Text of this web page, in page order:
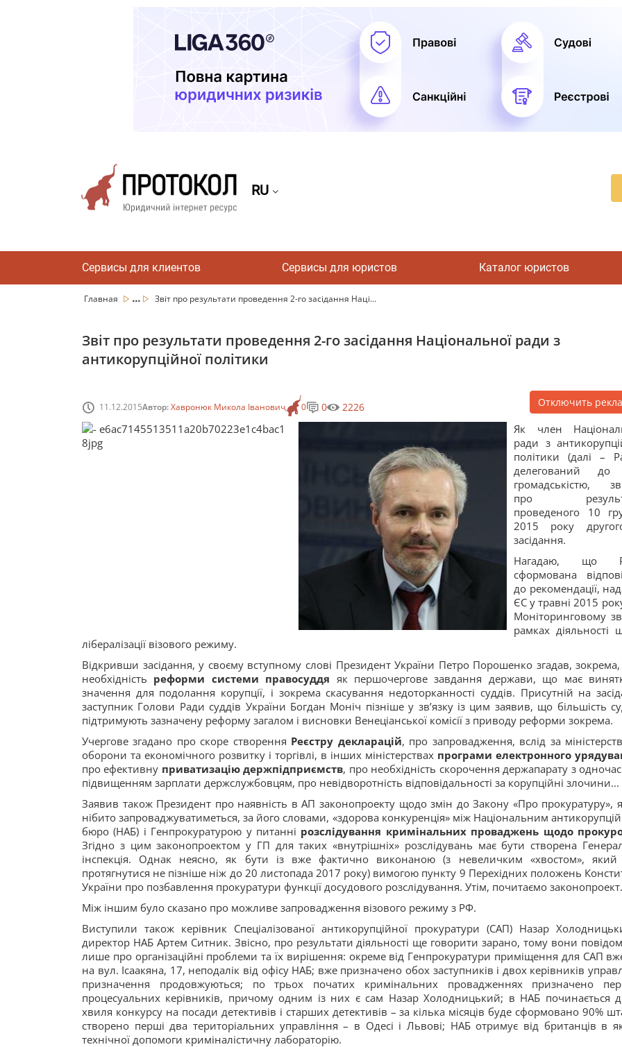
RU
Сервисы для клиентов Сервисы для юристов Каталог юристов
Главная ... Звіт про результати проведення 2-го засідання Наці...
Звіт про результати проведення 2-го засідання Національної ради з
антикорупційної політики
11.12.2015Автор:Хавронюк Микола Іванович 0 0 2226 Отключить
Як член
ради з
політики (далі –
делегований до
громадськістю,
про
проведеного 10
2015 року
засідання.
Нагадаю, що
сформована
до рекомендації,
ЄС у травні 2015
Моніторинговому
рамках діяльності
лібералізації візового режиму.
Відкривши засідання, у своєму вступному слові Президент України Петро Порошенко згадав,
необхідність реформи системи правосуддя як першочергове завдання держави, що має
значення для подолання корупції, і зокрема скасування недоторканності суддів. Присутній на
заступник Голови Ради суддів України Богдан Моніч пізніше у зв’язку із цим заявив, що більшість
підтримують зазначену реформу загалом і висновки Венеціанської комісії з приводу реформи зокрема.
Учергове згадано про скоре створення Реєстру декларацій, про запровадження, вслід за
оборони та економічного розвитку і торгівлі, в інших міністерствах програми електронного
про ефективну приватизацію держпідприємств, про необхідність скорочення держапарату з
підвищенням зарплати держслужбовцям, про невідворотність відповідальності за корупційні злочини...
Заявив також Президент про наявність в АП законопроекту щодо змін до Закону «Про прокуратуру»,
нібито запроваджуватиметься, за його словами, «здорова конкуренція» між Національним
бюро (НАБ) і Генпрокуратурою у питанні розслідування кримінальних проваджень щодо
Згідно з цим законопроектом у ГП для таких «внутрішніх» розслідувань має бути створена
інспекція. Однак неясно, як бути із вже фактично виконаною (з невеличким «хвостом»,
протягнутися не пізніше ніж до 20 листопада 2017 року) вимогою пункту 9 Перехідних положень
України про позбавлення прокуратури функції досудового розслідування. Утім, почитаємо
Між іншим було сказано про можливе запровадження візового режиму з РФ.
Виступили також керівник Спеціалізованої антикорупційної прокуратури (САП) Назар
директор НАБ Артем Ситник. Звісно, про результати діяльності ще говорити зарано, тому вони
лише про організаційні проблеми та їх вирішення: окреме від Генпрокуратури приміщення для САП
на вул. Ісаакяна, 17, неподалік від офісу НАБ; вже призначено обох заступників і двох керівників
призначення продовжуються; по трьох початих кримінальних провадженнях призначено
процесуальних керівників, причому одним із них є сам Назар Холодницький; в НАБ починається
хвиля конкурсу на посади детективів і старших детективів – за кілька місяців буде сформовано 90%
створено перші два територіальних управління – в Одесі і Львові; НАБ отримує від британців в
технічної допомоги криміналістичну лабораторію.